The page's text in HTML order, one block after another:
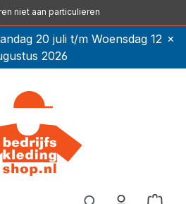
niet aan particulieren
20 juli t/m Woensdag 12
2026
×